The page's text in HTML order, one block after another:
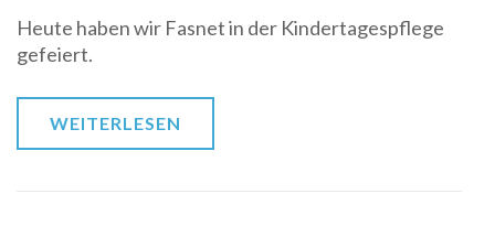
Heute haben wir Fasnet in der Kindertagespflege
gefeiert.
WEITERLESEN